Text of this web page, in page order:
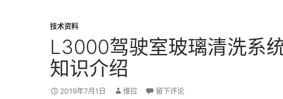
技术资料
L3000驾驶室玻璃清洗系
知识介绍
2019年7月1日 维拉 留下评论